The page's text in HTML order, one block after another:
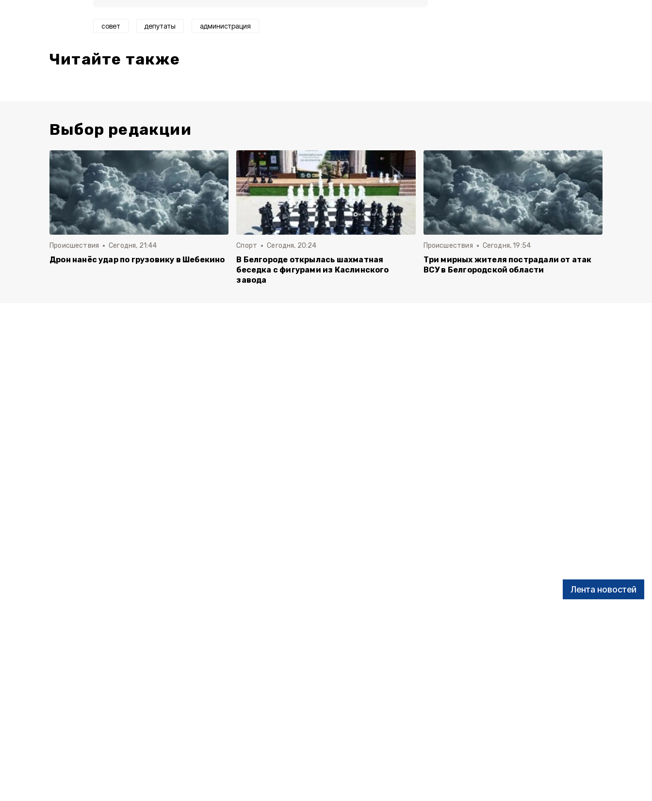
Лента новостей
совет депутаты администрация
Читайте также
Выбор редакции
Происшествия Сегодня, 21:44
Дрон нанёс удар по грузовику в Шебекино
Спорт Сегодня, 20:24
В Белгороде открылась шахматная
беседка с фигурами из Каслинского
завода
Происшествия Сегодня, 19:54
Три мирных жителя пострадали от атак
ВСУ в Белгородской области